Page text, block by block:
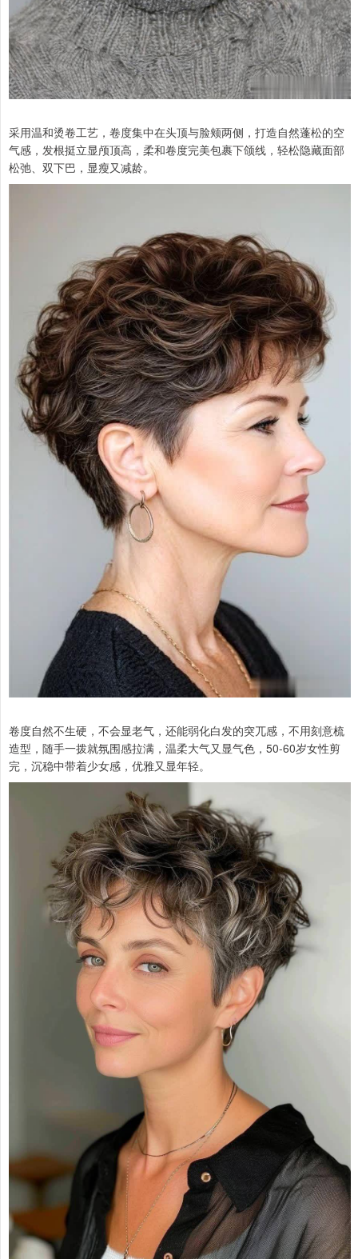
采用温和烫卷工艺，卷度集中在头顶与脸颊两侧，打造自然蓬松的空
气感，发根挺立显颅顶高，柔和卷度完美包裹下颌线，轻松隐藏面部
松弛、双下巴，显瘦又减龄。
卷度自然不生硬，不会显老气，还能弱化白发的突兀感，不用刻意梳
造型，随手一拨就氛围感拉满，温柔大气又显气色，50-60岁女性剪
完，沉稳中带着少女感，优雅又显年轻。